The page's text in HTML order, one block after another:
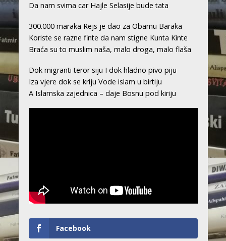
Da nam svima car Hajle Selasije bude tata
300.000 maraka Rejs je dao za Obamu Baraka
Koriste se razne finte da nam stigne Kunta Kinte
Braća su to muslim naša, malo droga, malo flaša
Dok migranti teror siju I dok hladno pivo piju
Iza vjere dok se kriju Vode islam u birtiju
A Islamska zajednica – daje Bosnu pod kiriju
Facebook